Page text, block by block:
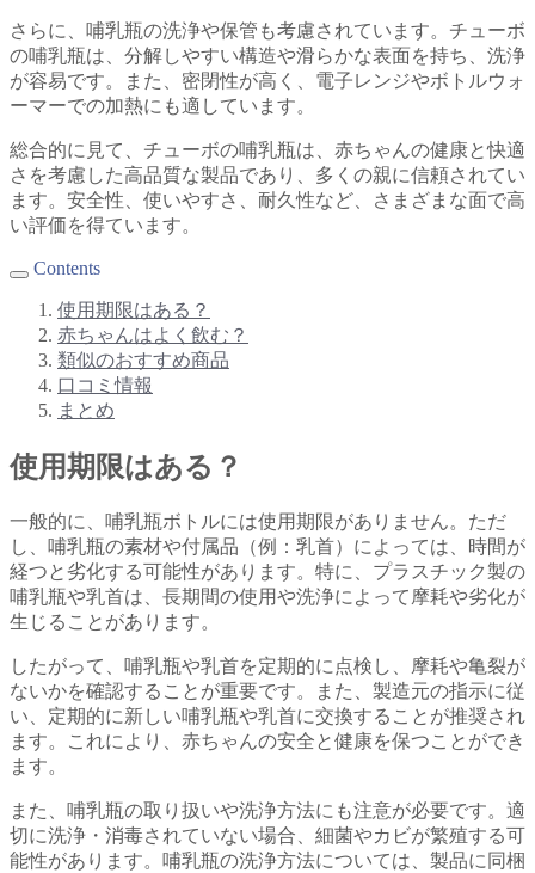
さらに、哺乳瓶の洗浄や保管も考慮されています。チューボ
の哺乳瓶は、分解しやすい構造や滑らかな表面を持ち、洗浄
が容易です。また、密閉性が高く、電子レンジやボトルウォ
ーマーでの加熱にも適しています。
総合的に見て、チューボの哺乳瓶は、赤ちゃんの健康と快適
さを考慮した高品質な製品であり、多くの親に信頼されてい
ます。安全性、使いやすさ、耐久性など、さまざまな面で高
い評価を得ています。
Contents
使用期限はある？
赤ちゃんはよく飲む？
類似のおすすめ商品
口コミ情報
まとめ
使用期限はある？
一般的に、哺乳瓶ボトルには使用期限がありません。ただ
し、哺乳瓶の素材や付属品（例：乳首）によっては、時間が
経つと劣化する可能性があります。特に、プラスチック製の
哺乳瓶や乳首は、長期間の使用や洗浄によって摩耗や劣化が
生じることがあります。
したがって、哺乳瓶や乳首を定期的に点検し、摩耗や亀裂が
ないかを確認することが重要です。また、製造元の指示に従
い、定期的に新しい哺乳瓶や乳首に交換することが推奨され
ます。これにより、赤ちゃんの安全と健康を保つことができ
ます。
また、哺乳瓶の取り扱いや洗浄方法にも注意が必要です。適
切に洗浄・消毒されていない場合、細菌やカビが繁殖する可
能性があります。哺乳瓶の洗浄方法については、製品に同梱